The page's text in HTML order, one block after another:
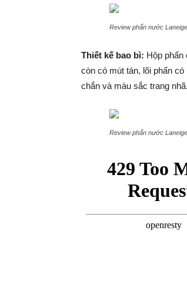
Review phấn nước Laneige
Thiết kế bao bì: Hộp phấn
còn có mút tán, lõi phấn
chắn và màu sắc trang nhã.
Review phấn nước Laneige